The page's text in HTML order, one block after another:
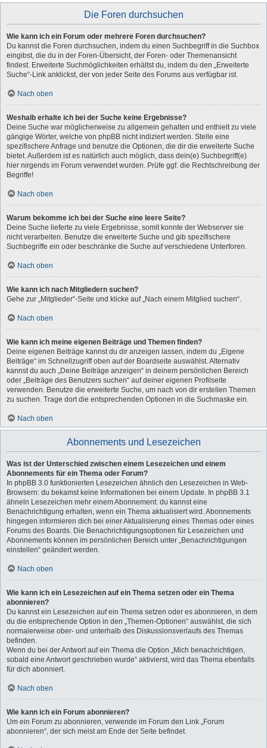
Die Foren durchsuchen
Wie kann ich ein Forum oder mehrere Foren durchsuchen?
Du kannst die Foren durchsuchen, indem du einen Suchbegriff in die Suchbox
eingibst, die du in der Foren-Übersicht, der Foren- oder Themenansicht
findest. Erweiterte Suchmöglichkeiten erhältst du, indem du den „Erweiterte
Suche“-Link anklickst, der von jeder Seite des Forums aus verfügbar ist.
Nach oben
Weshalb erhalte ich bei der Suche keine Ergebnisse?
Deine Suche war möglicherweise zu allgemein gehalten und enthielt zu viele
gängige Wörter, welche von phpBB nicht indiziert werden. Stelle eine
spezifischere Anfrage und benutze die Optionen, die dir die erweiterte Suche
bietet. Außerdem ist es natürlich auch möglich, dass dein(e) Suchbegriff(e)
hier nirgends im Forum verwendet wurden. Prüfe ggf. die Rechtschreibung der
Begriffe!
Nach oben
Warum bekomme ich bei der Suche eine leere Seite?
Deine Suche lieferte zu viele Ergebnisse, somit konnte der Webserver sie
nicht verarbeiten. Benutze die erweiterte Suche und gib spezifischere
Suchbegriffe ein oder beschränke die Suche auf verschiedene Unterforen.
Nach oben
Wie kann ich nach Mitgliedern suchen?
Gehe zur „Mitglieder“-Seite und klicke auf „Nach einem Mitglied suchen“.
Nach oben
Wie kann ich meine eigenen Beiträge und Themen finden?
Deine eigenen Beiträge kannst du dir anzeigen lassen, indem du „Eigene
Beiträge“ im Schnellzugriff oben auf der Boardseite auswählst. Alternativ
kannst du auch „Deine Beiträge anzeigen“ in deinem persönlichen Bereich
oder „Beiträge des Benutzers suchen“ auf deiner eigenen Profilseite
verwenden. Benutze die erweiterte Suche, um nach von dir erstellen Themen
zu suchen. Trage dort die entsprechenden Optionen in die Suchmaske ein.
Nach oben
Abonnements und Lesezeichen
Was ist der Unterschied zwischen einem Lesezeichen und einem
Abonnements für ein Thema oder Forum?
In phpBB 3.0 funktionierten Lesezeichen ähnlich den Lesezeichen in Web-
Browsern: du bekamst keine Informationen bei einem Update. In phpBB 3.1
ähneln Lesezeichen mehr einem Abonnement: du kannst eine
Benachrichtigung erhalten, wenn ein Thema aktualisiert wird. Abonnements
hingegen informieren dich bei einer Aktualisierung eines Themas oder eines
Forums des Boards. Die Benachrichtigungsoptionen für Lesezeichen und
Abonnements können im persönlichen Bereich unter „Benachrichtigungen
einstellen“ geändert werden.
Nach oben
Wie kann ich ein Lesezeichen auf ein Thema setzen oder ein Thema
abonnieren?
Du kannst ein Lesezeichen auf ein Thema setzen oder es abonnieren, in dem
du die entsprechende Option in den „Themen-Optionen“ auswählst, die sich
normalerweise ober- und unterhalb des Diskussionsverlaufs des Themas
befinden.
Wenn du bei der Antwort auf ein Thema die Option „Mich benachrichtigen,
sobald eine Antwort geschrieben wurde“ aktivierst, wird das Thema ebenfalls
für dich abonniert.
Nach oben
Wie kann ich ein Forum abonnieren?
Um ein Forum zu abonnieren, verwende im Forum den Link „Forum
abonnieren“, der sich meist am Ende der Seite befindet.